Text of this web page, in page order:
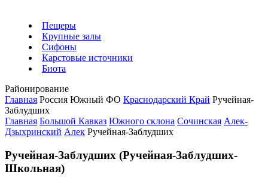
Пещеры
Крупные залы
Сифоны
Карстовые источники
Биота
Районирование
Главная Россия Южный ФО Краснодарский Край Ручейная-
Заблудших
Главная Большой Кавказ Южного склона Сочинская Алек-
Дзыхринский Алек Ручейная-Заблудших
Ручейная-Заблудших (Ручейная-Заблудших-
Школьная)